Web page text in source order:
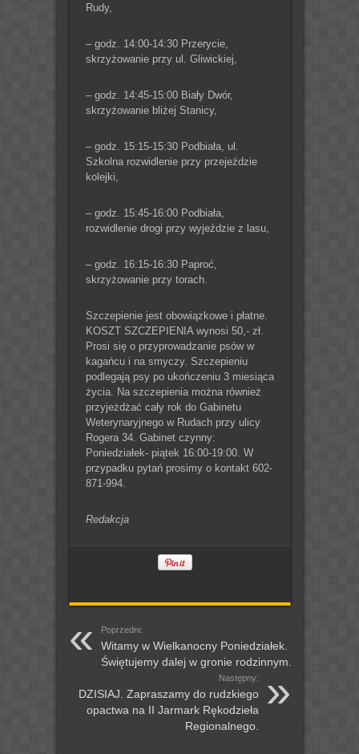
Rudy,
– godz. 14:00-14:30 Przerycie,
skrzyżowanie przy ul. Gliwickiej,
– godz. 14:45-15:00 Biały Dwór,
skrzyżowanie bliżej Stanicy,
– godz. 15:15-15:30 Podbiała, ul.
Szkolna rozwidlenie przy przejeździe
kolejki,
– godz. 15:45-16:00 Podbiała,
rozwidlenie drogi przy wyjeździe z lasu,
– godz. 16:15-16:30 Paproć,
skrzyżowanie przy torach.
Szczepienie jest obowiązkowe i płatne.
KOSZT SZCZEPIENIA wynosi 50,- zł.
Prosi się o przyprowadzanie psów w
kagańcu i na smyczy. Szczepieniu
podlegają psy po ukończeniu 3 miesiąca
życia. Na szczepienia można również
przyjeżdżać cały rok do Gabinetu
Weterynaryjnego w Rudach przy ulicy
Rogera 34. Gabinet czynny:
Poniedziałek- piątek 16:00-19:00. W
przypadku pytań prosimy o kontakt 602-
871-994.
Redakcja
Poprzedni:
Witamy w Wielkanocny Poniedziałek.
Świętujemy dalej w gronie rodzinnym.
Następny:
DZISIAJ. Zapraszamy do rudzkiego
opactwa na II Jarmark Rękodzieła
Regionalnego.